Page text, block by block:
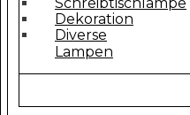
Diverse
Lampen
Dekoration